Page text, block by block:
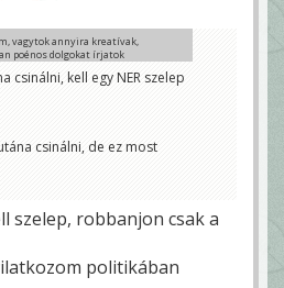
vagytok annyira kreatívak,
poénos dolgokat írjatok
szelep volt, minden tehetsége
csinálni, kell egy NER szelep
csinálni, de ez most
szelep, robbanjon csak a
politikában